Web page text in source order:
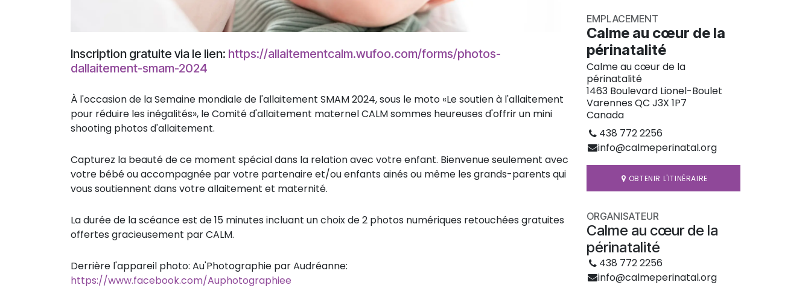
Inscription gratuite via le lien: https://allaitementcalm.wufoo.com/forms/photos-
dallaitement-smam-2024
À l'occasion de la Semaine mondiale de l'allaitement SMAM 2024, sous le moto «Le soutien à l'allaitement
pour réduire les inégalités», le Comité d'allaitement maternel CALM sommes heureuses d'offrir un mini
shooting photos d'allaitement.
Capturez la beauté de ce moment spécial dans la relation avec votre enfant. Bienvenue seulement avec
votre bébé ou accompagnée par votre partenaire et/ou enfants ainés ou même les grands-parents qui
vous soutiennent dans votre allaitement et maternité.
La durée de la scéance est de 15 minutes incluant un choix de 2 photos numériques retouchées gratuites
offertes gracieusement par CALM.
Derrière l'appareil photo: Au'Photographie par Audréanne:
https://www.facebook.com/Auphotographiee
EMPLACEMENT
Calme au cœur de la
périnatalité
Calme au cœur de la
périnatalité
1463 Boulevard Lionel-Boulet
Varennes QC J3X 1P7
Canada
438 772 2256
info@calmeperinatal.org
OBTENIR L'ITINÉRAIRE
ORGANISATEUR
Calme au cœur de la
périnatalité
438 772 2256
info@calmeperinatal.org